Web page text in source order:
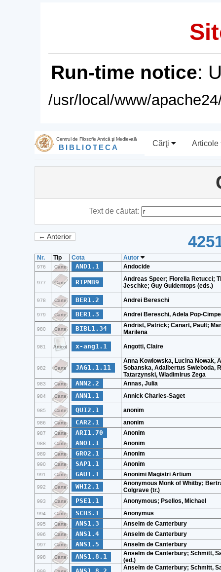
Run-time notice:
/usr/local/www/
Centrul de Filosofie Antică şi Medievală
BIBLIOTECA Cărţi Articole
Text de căutat:
← Anterior
Nr. Tip Cota Autor
976 Carte AND1.1 Andocide
977 Carte RTPMB9
Andreas Speer; Fiorella Retucci;
Jeschke; Guy Guldentops (eds.)
978 Carte BER1.2 Andrei Bereschi
979 Carte BER1.3 Andrei Bereschi, Adela Pop-
980 Carte BIBL1.34
Andrist, Patrick; Canart, Pault;
Marilena
981 Articol x-ang1.1 Angotti, Claire
982 Carte JAG1.1.11
Anna Kowlowska, Lucina Nowak,
Sobanska, Adalbertus Swieboda,
Tatarzynski, Wladimirus Zega
983 Carte ANN2.2 Annas, Julia
984 Carte ANN1.1 Annick Charles-Saget
985 Carte QUI2.1 anonim
986 Carte CAR2.1 anonim
987 Carte ARI1.70 Anonim
988 Carte ANO1.1 Anonim
989 Carte GRO2.1 Anonim
990 Carte SAP1.1 Anonim
991 Carte GAU1.1 Anonimi Magistri Artium
992 Carte WHI2.1
Anonymous Monk of Whitby;
Colgrave (tr.)
993 Carte PSE1.1 Anonymous; Psellos, Michael
994 Carte SCH3.1 Anonymus
995 Carte ANS1.3 Anselm de Canterbury
996 Carte ANS1.4 Anselm de Canterbury
997 Carte ANS1.5 Anselm de Canterbury
998 Carte ANS1.8.1
Anselm de Canterbury; Schmitt,
(ed.)
Anselm de Canterbury; Schmitt,